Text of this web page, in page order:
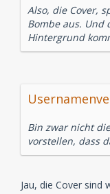
Also, die Cover,
Bombe aus. Und
Hintergrund
Bin zwar nicht
vorstellen, dass
Jau, die Cover sind